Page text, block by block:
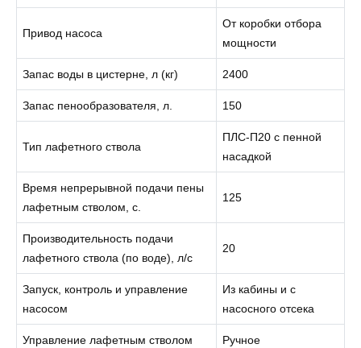
Привод насоса
От коробки oтбopa
мощности
Запас воды в цистерне, л (кг) 2400
Запас пенообразователя, л. 150
Тип лафетного ствола
ПЛС-П20 с пенной
насадкой
Время непрерывной подачи пены
лафетным стволом, с.
125
Производительность подачи
лафетного ствола (по воде), л/с
20
Запуск, контроль и управление
насосом
Из кабины и с
насосного отсека
Управление лафетным стволом Ручное